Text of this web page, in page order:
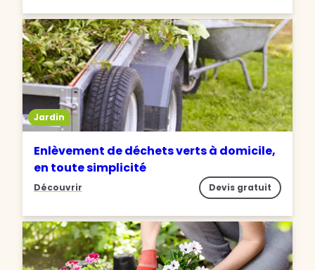
Jardin
Enlèvement de déchets verts à domicile,
en toute simplicité
Découvrir Devis gratuit